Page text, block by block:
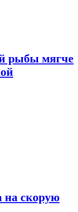
рыбы мягче
на скорую